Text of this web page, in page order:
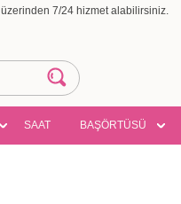
üzerinden 7/24 hizmet alabilirsiniz.
SAAT BAŞÖRTÜSÜ